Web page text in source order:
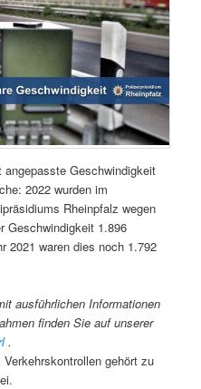
angepasste Geschwindigkeit
2022 wurden im
Rheinpfalz wegen
Geschwindigkeit 1.896
2021 waren dies noch 1.792
ausführlichen Informationen
finden Sie auf unserer
.
gehört zu